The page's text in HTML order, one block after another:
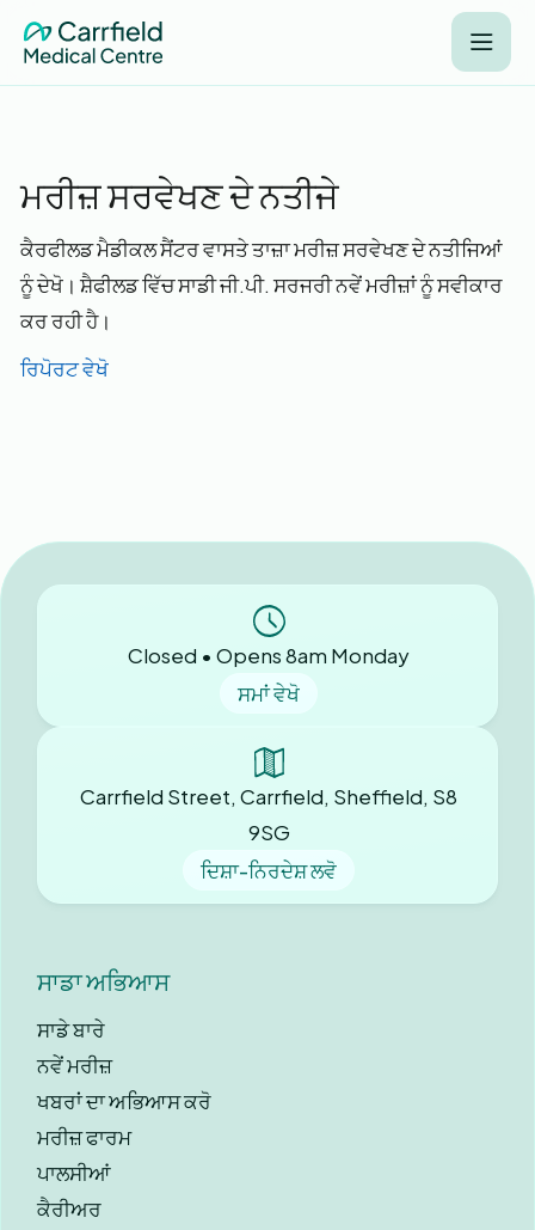
ਮਰੀਜ਼ ਸਰਵੇਖਣ ਦੇ ਨਤੀਜੇ
ਕੈਰਫੀਲਡ ਮੈਡੀਕਲ ਸੈਂਟਰ ਵਾਸਤੇ ਤਾਜ਼ਾ ਮਰੀਜ਼ ਸਰਵੇਖਣ ਦੇ ਨਤੀਜਿਆਂ
ਨੂੰ ਦੇਖੋ। ਸ਼ੈਫੀਲਡ ਵਿੱਚ ਸਾਡੀ ਜੀ.ਪੀ. ਸਰਜਰੀ ਨਵੇਂ ਮਰੀਜ਼ਾਂ ਨੂੰ ਸਵੀਕਾਰ
ਕਰ ਰਹੀ ਹੈ।
ਰਿਪੋਰਟ ਵੇਖੋ
Closed • Opens 8am Monday
ਸਮਾਂ ਵੇਖੋ
Carrfield Street, Carrfield, Sheffield, S8
9SG
ਦਿਸ਼ਾ-ਨਿਰਦੇਸ਼ ਲਵੋ
ਸਾਡਾ ਅਭਿਆਸ
ਸਾਡੇ ਬਾਰੇ
ਨਵੇਂ ਮਰੀਜ਼
ਖਬਰਾਂ ਦਾ ਅਭਿਆਸ ਕਰੋ
ਮਰੀਜ਼ ਫਾਰਮ
ਪਾਲਸੀਆਂ
ਕੈਰੀਅਰ